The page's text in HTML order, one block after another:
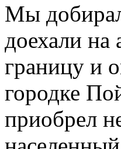
Мы
доехали на
границу и
городке
приобрел